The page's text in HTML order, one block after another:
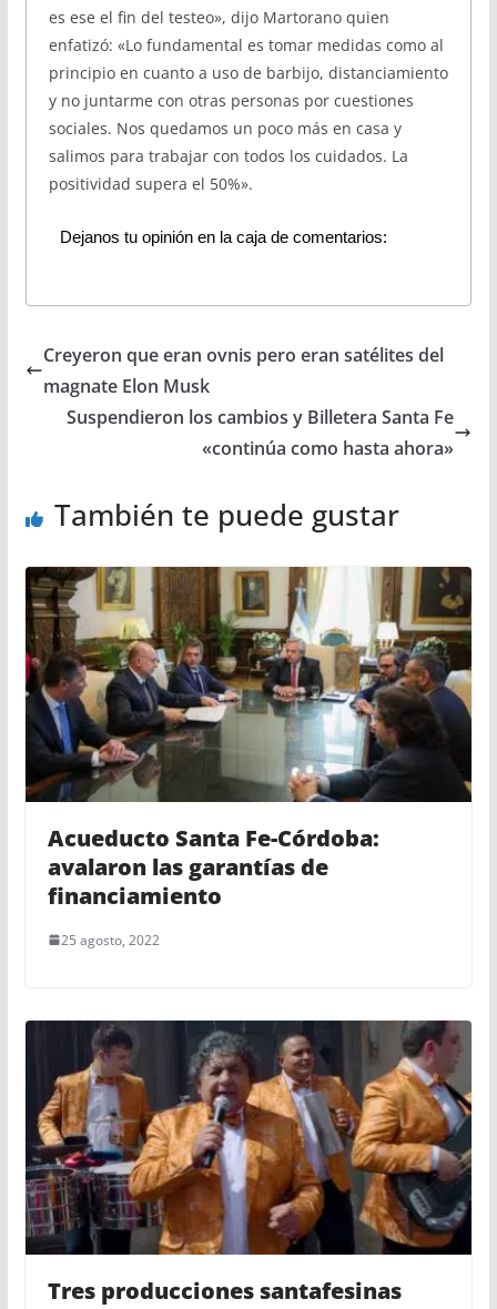
es ese el fin del testeo», dijo Martorano quien
enfatizó: «Lo fundamental es tomar medidas como al
principio en cuanto a uso de barbijo, distanciamiento
y no juntarme con otras personas por cuestiones
sociales. Nos quedamos un poco más en casa y
salimos para trabajar con todos los cuidados. La
positividad supera el 50%».
Dejanos tu opinión en la caja de comentarios:
Creyeron que eran ovnis pero eran satélites del
magnate Elon Musk
Suspendieron los cambios y Billetera Santa Fe
«continúa como hasta ahora»
También te puede gustar
Acueducto Santa Fe-Córdoba:
avalaron las garantías de
financiamiento
25 agosto, 2022
Tres producciones santafesinas